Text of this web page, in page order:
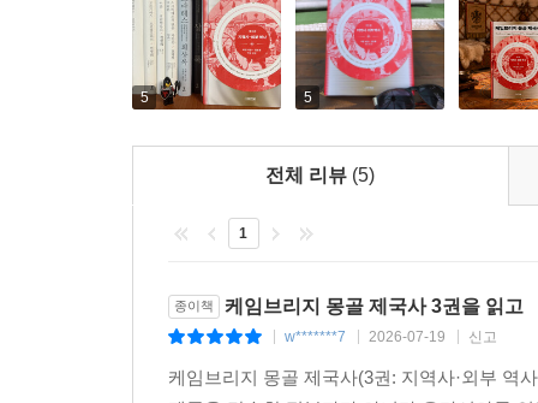
(제3부와 제4부)를 세 권으로 나누어 출간한다.
몽골의 시대와 그 영향 개관
‘몽골의 시대’는 칭기스 칸이 등장한 1206년부터
시기로 구분하는데, 전기는 1260년까지 지속된 ‘
몽골식 제도를 정착시켰다. 후기는 ‘몽골 연방’
(4대 울루스)을 탄생시켰다. 대칸 혹은 카안이
도전하기도 했다.
나머지 세 울루스는 창시자인 칭기스 칸의 아들
부르는 훌레구 울루스는 오늘날의 이란과 이라
5 5
전체 리뷰 (5)
1
종이책 케임브리지 몽골 제국사 3권을 읽고
w*******7 2026-07-19 신고
케임브리지 몽골 제국사(3권: 지역사·외부 역